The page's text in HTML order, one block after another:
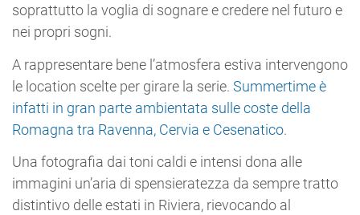
soprattutto la voglia di sognare e credere nel futuro e
nei propri sogni.
A rappresentare bene l’atmosfera estiva intervengono
le location scelte per girare la serie. Summertime è
infatti in gran parte ambientata sulle coste della
Romagna tra Ravenna, Cervia e Cesenatico.
Una fotografia dai toni caldi e intensi dona alle
immagini un’aria di spensieratezza da sempre tratto
distintivo delle estati in Riviera, rievocando al